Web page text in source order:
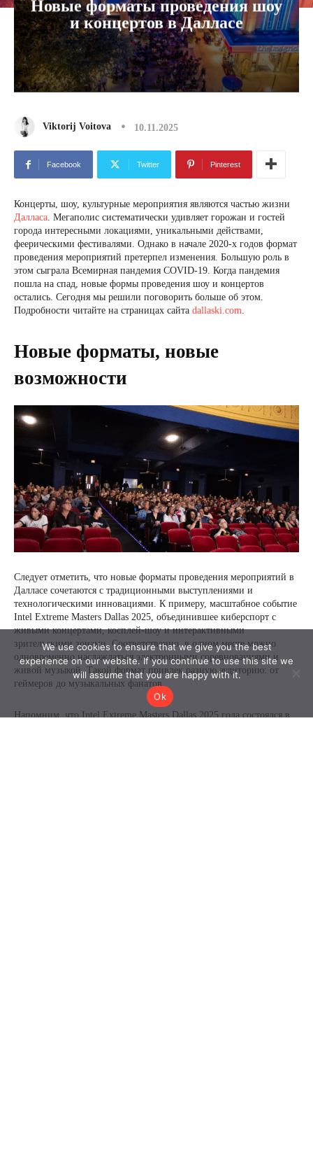
We use cookies to ensure that we give you the best
experience on our website. If you continue to use this site we
will assume that you are happy with it.
Ok